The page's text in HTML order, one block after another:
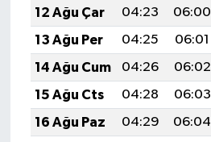
12 Ağu Çar
04:23 06:00
13 Ağu Per
04:25 06:01
14 Ağu Cum
04:26 06:02
15 Ağu Cts
04:28 06:03
16 Ağu Paz
04:29 06:04